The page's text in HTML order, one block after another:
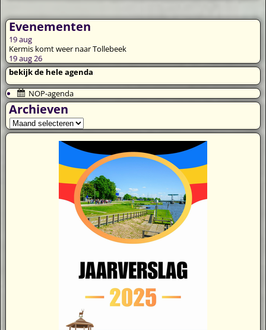
Evenementen
19aug
Kermis komt weer naar Tollebeek
19 aug 26
bekijk de hele agenda
NOP-agenda
Archieven